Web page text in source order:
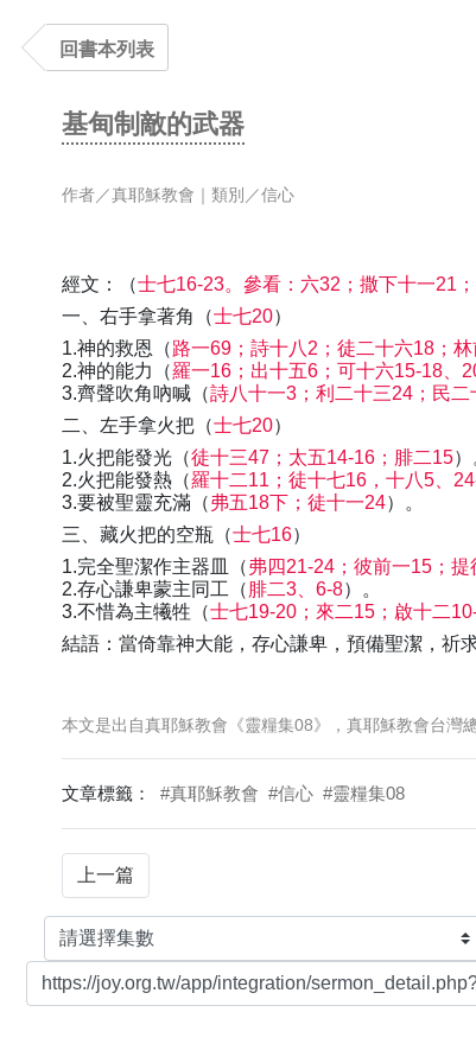
回書本列表
基甸制敵的武器
作者／真耶穌教會｜類別／信心
經文：（士七16-23。參看：六32；撒下十一21
一、右手拿著角（士七20）
1.神的救恩（路一69；詩十八2；徒二十六18；
2.神的能力（羅一16；出十五6；可十六15-18、
3.齊聲吹角吶喊（詩八十一3；利二十三24；民
二、左手拿火把（士七20）
1.火把能發光（徒十三47；太五14-16；腓二15）
2.火把能發熱（羅十二11；徒十七16，十八5、
3.要被聖靈充滿（弗五18下；徒十一24）。
三、藏火把的空瓶（士七16）
1.完全聖潔作主器皿（弗四21-24；彼前一15；提
2.存心謙卑蒙主同工（腓二3、6-8）。
3.不惜為主犧牲（士七19-20；來二15；啟十二
結語：當倚靠神大能，存心謙卑，預備聖潔，祈
本文是出自真耶穌教會《靈糧集08》，真耶穌教會台灣
文章標籤： #真耶穌教會 #信心 #靈糧集08
上一篇